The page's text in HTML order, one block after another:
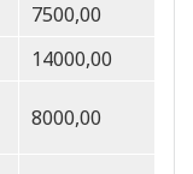
7500,00
14000,00
8000,00